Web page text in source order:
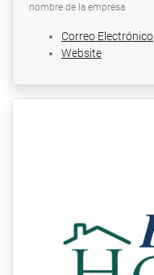
nombre de la empresa
Correo Electrónico
Website